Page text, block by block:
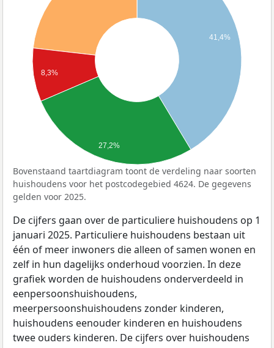
41,4%
8,3%
27,2%
Bovenstaand taartdiagram toont de verdeling naar soorten
huishoudens voor het postcodegebied 4624. De gegevens
gelden voor 2025.
De cijfers gaan over de particuliere huishoudens op 1
januari 2025. Particuliere huishoudens bestaan uit
één of meer inwoners die alleen of samen wonen en
zelf in hun dagelijks onderhoud voorzien. In deze
grafiek worden de huishoudens onderverdeeld in
eenpersoonshuishoudens,
meerpersoonshuishoudens zonder kinderen,
huishoudens eenouder kinderen en huishoudens
twee ouders kinderen. De cijfers over huishoudens